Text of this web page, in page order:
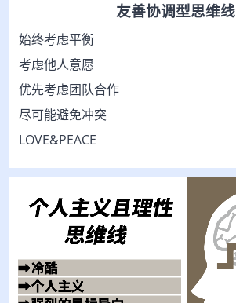
友善协调型思维线
始终考虑平衡
考虑他人意愿
优先考虑团队合作
尽可能避免冲突
LOVE&PEACE